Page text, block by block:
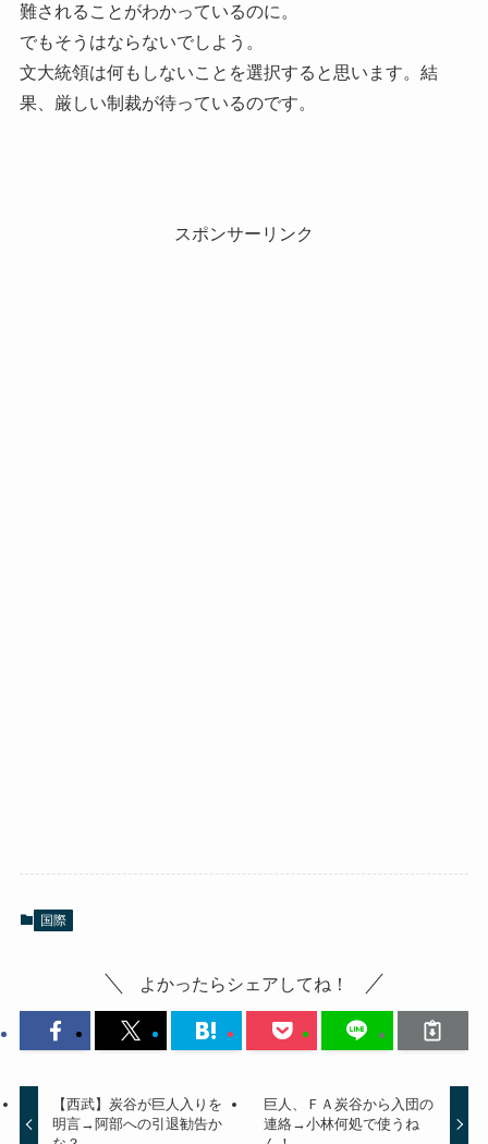
難されることがわかっているのに。
でもそうはならないでしよう。
文大統領は何もしないことを選択すると思います。結
果、厳しい制裁が待っているのです。
スポンサーリンク
国際
よかったらシェアしてね！
【西武】炭谷が巨人入りを
明言→阿部への引退勧告か
巨人、ＦＡ炭谷から入団の
連絡→小林何処で使うね